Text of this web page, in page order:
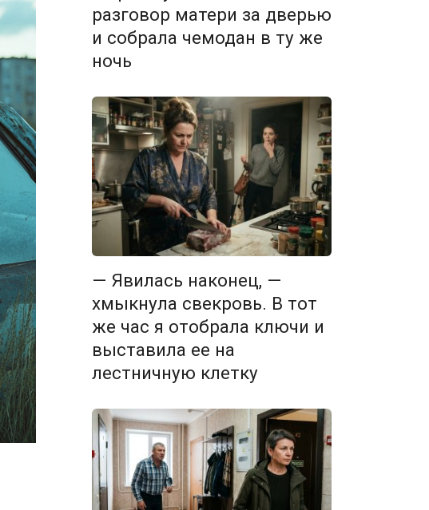
разговор матери за дверью
и собрала чемодан в ту же
ночь
— Явилась наконец, —
хмыкнула свекровь. В тот
же час я отобрала ключи и
выставила ее на
лестничную клетку